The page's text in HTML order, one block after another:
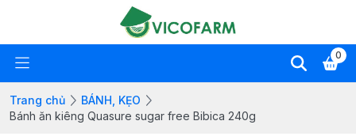
0
Trang chủ
BÁNH, KẸO
Bánh ăn kiêng Quasure sugar free Bibica 240g